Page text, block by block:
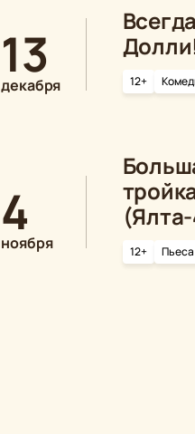
13
декабря 12+
4
ноября 12+ Пьеса